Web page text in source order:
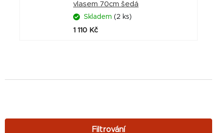
vlasem 70cm šedá
Skladem (2 ks)
1 110 Kč